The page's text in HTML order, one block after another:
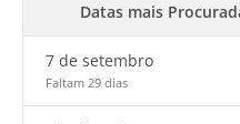
Datas mais
7 de setembro
Faltam 29 dias